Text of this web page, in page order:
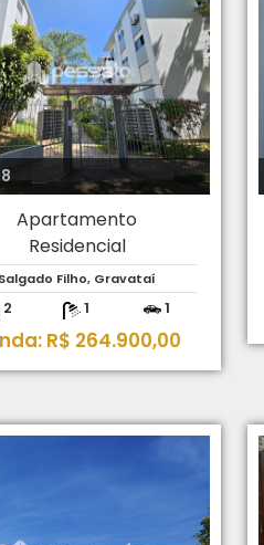
Apartamento
Residencial
Salgado Filho, Gravataí
2 1 1
R$ 264.900,00